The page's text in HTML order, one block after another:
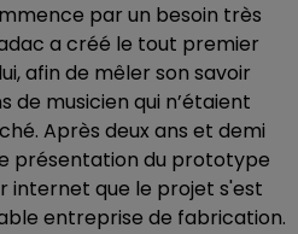
par un besoin très
a créé le tout premier
afin de mêler son savoir
de musicien qui n’étaient
Après deux ans et demi
présentation du prototype
internet que le projet s'est
entreprise de fabrication.